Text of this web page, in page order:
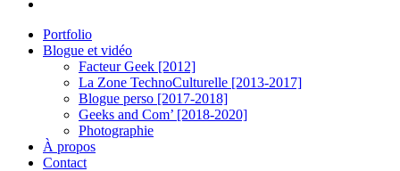
Portfolio
Blogue et vidéo
Facteur Geek [2012]
La Zone TechnoCulturelle [2013-2017]
Blogue perso [2017-2018]
Geeks and Com’ [2018-2020]
Photographie
À propos
Contact